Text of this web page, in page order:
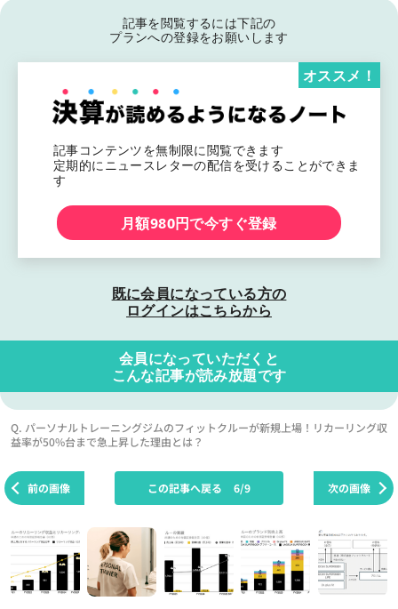
記事を閲覧するには下記の
プランへの登録をお願いします
記事コンテンツを無制限に閲覧できます
定期的にニュースレターの配信を受けることができま
す
オススメ！
月額980円で今すぐ登録
既に会員になっている方の
ログインはこちらから
会員になっていただくと
こんな記事が読み放題です
Q. パーソナルトレーニングジムのフィットクルーが新規上場！リカーリング収
益率が50%台まで急上昇した理由とは？
前の画像 次の画像
この記事へ戻る 6/9